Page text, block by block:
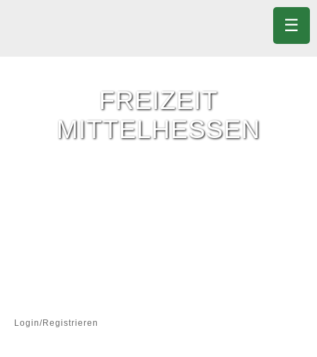
FREIZEIT
MITTELHESSEN
Login/Registrieren
☰